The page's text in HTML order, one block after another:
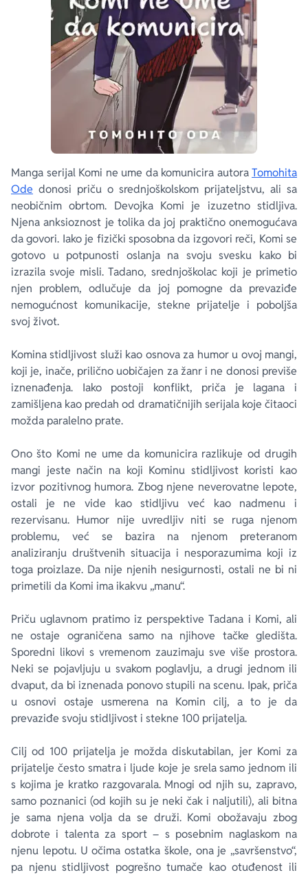
Manga serijal Komi ne ume da komunicira autoraTomohita
Ode donosi priču o srednjoškolskom prijateljstvu, ali sa
neobičnim obrtom. Devojka Komi je izuzetno stidljiva.
Njena anksioznost je tolika da joj praktično onemogućava
da govori. Iako je fizički sposobna da izgovori reči, Komi se
gotovo u potpunosti oslanja na svoju svesku kako bi
izrazila svoje misli. Tadano, srednjoškolac koji je primetio
njen problem, odlučuje da joj pomogne da prevaziđe
nemogućnost komunikacije, stekne prijatelje i poboljša
svoj život.
Komina stidljivost služi kao osnova za humor u ovoj mangi,
koji je, inače, prilično uobičajen za žanr i ne donosi previše
iznenađenja. Iako postoji konflikt, priča je lagana i
zamišljena kao predah od dramatičnijih serijala koje čitaoci
možda paralelno prate.
Ono što Komi ne ume da komunicirarazlikuje od drugih
mangi jeste način na koji Kominu stidljivost koristi kao
izvor pozitivnog humora. Zbog njene neverovatne lepote,
ostali je ne vide kao stidljivu već kao nadmenu i
rezervisanu. Humor nije uvredljiv niti se ruga njenom
problemu, već se bazira na njenom preteranom
analiziranju društvenih situacija i nesporazumima koji iz
toga proizlaze. Da nije njenih nesigurnosti, ostali ne bi ni
primetili da Komi ima ikakvu „manu“.
Priču uglavnom pratimo iz perspektive Tadana i Komi, ali
ne ostaje ograničena samo na njihove tačke gledišta.
Sporedni likovi s vremenom zauzimaju sve više prostora.
Neki se pojavljuju u svakom poglavlju, a drugi jednom ili
dvaput, da bi iznenada ponovo stupili na scenu. Ipak, priča
u osnovi ostaje usmerena na Komin cilj, a to je da
prevaziđe svoju stidljivost i stekne 100 prijatelja.
Cilj od 100 prijatelja je možda diskutabilan, jer Komi za
prijatelje često smatra i ljude koje je srela samo jednom ili
s kojima je kratko razgovarala. Mnogi od njih su, zapravo,
samo poznanici (od kojih su je neki čak i naljutili), ali bitna
je sama njena volja da se druži. Komi obožavaju zbog
dobrote i talenta za sport – s posebnim naglaskom na
njenu lepotu. U očima ostatka škole, ona je „savršenstvo“,
pa njenu stidljivost pogrešno tumače kao otuđenost ili